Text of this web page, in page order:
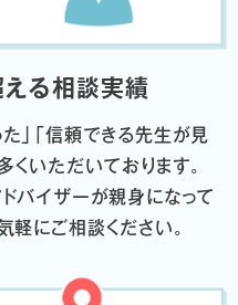
る相談実績
」「信頼できる先生が見
くいただいております。
バイザーが親身になって
軽にご相談ください。